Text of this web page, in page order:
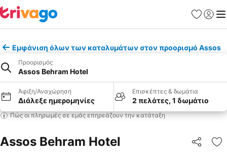
Εμφάνιση όλων των καταλυμάτων στον προορισμό Assos
Προορισμός
Assos Behram Hotel
Άφιξη/Αναχώρηση
Διάλεξε ημερομηνίες
Επισκέπτες & δωμάτια
2 πελάτες, 1 δωμάτιο
Πώς οι πληρωμές σε εμάς επηρεάζουν την κατάταξη
Assos Behram Hotel